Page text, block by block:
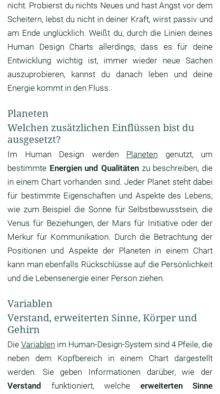
nicht. Probierst du nichts Neues und hast Angst vor dem
Scheitern, lebst du nicht in deiner Kraft, wirst passiv und
am Ende unglücklich. Weißt du, durch die Linien deines
Human Design Charts allerdings, dass es für deine
Entwicklung wichtig ist, immer wieder neue Sachen
auszuprobieren, kannst du danach leben und deine
Energie kommt in den Fluss.
Planeten
Welchen zusätzlichen Einflüssen bist du
ausgesetzt?
Im Human Design werden Planeten genutzt, um
bestimmte Energien und Qualitäten zu beschreiben, die
in einem Chart vorhanden sind. Jeder Planet steht dabei
für bestimmte Eigenschaften und Aspekte des Lebens,
wie zum Beispiel die Sonne für Selbstbewusstsein, die
Venus für Beziehungen, der Mars für Initiative oder der
Merkur für Kommunikation. Durch die Betrachtung der
Positionen und Aspekte der Planeten in einem Chart
kann man ebenfalls Rückschlüsse auf die Persönlichkeit
und die Lebensenergie einer Person ziehen.
Variablen
Verstand, erweiterten Sinne, Körper und
Gehirn
Die Variablen im Human-Design-System sind 4 Pfeile, die
neben dem Kopfbereich in einem Chart dargestellt
werden. Sie geben Informationen darüber, wie der
Verstand
funktioniert, welche erweiterten Sinne